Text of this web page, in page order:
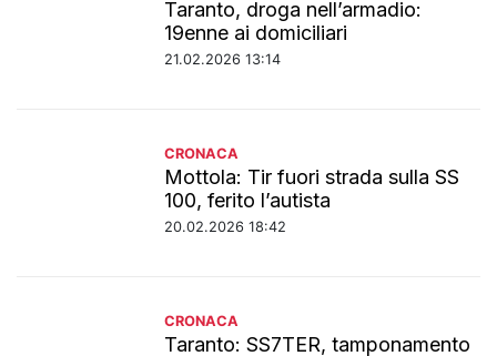
Taranto, droga nell’armadio:
19enne ai domiciliari
21.02.2026 13:14
CRONACA
Mottola: Tir fuori strada sulla SS
100, ferito l’autista
20.02.2026 18:42
CRONACA
Taranto: SS7TER, tamponamento